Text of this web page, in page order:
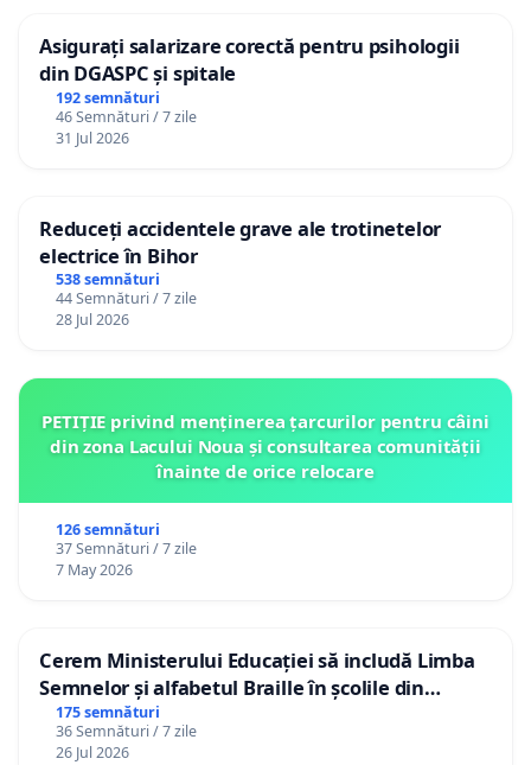
Asigurați salarizare corectă pentru psihologii
din DGASPC și spitale
192 semnături
46 Semnături / 7 zile
31 Jul 2026
Reduceți accidentele grave ale trotinetelor
electrice în Bihor
538 semnături
44 Semnături / 7 zile
28 Jul 2026
PETIȚIE privind menținerea țarcurilor pentru câini
din zona Lacului Noua și consultarea comunității
înainte de orice relocare
126 semnături
37 Semnături / 7 zile
7 May 2026
Cerem Ministerului Educației să includă Limba
Semnelor și alfabetul Braille în școlile din
Republica Moldova!
175 semnături
36 Semnături / 7 zile
26 Jul 2026